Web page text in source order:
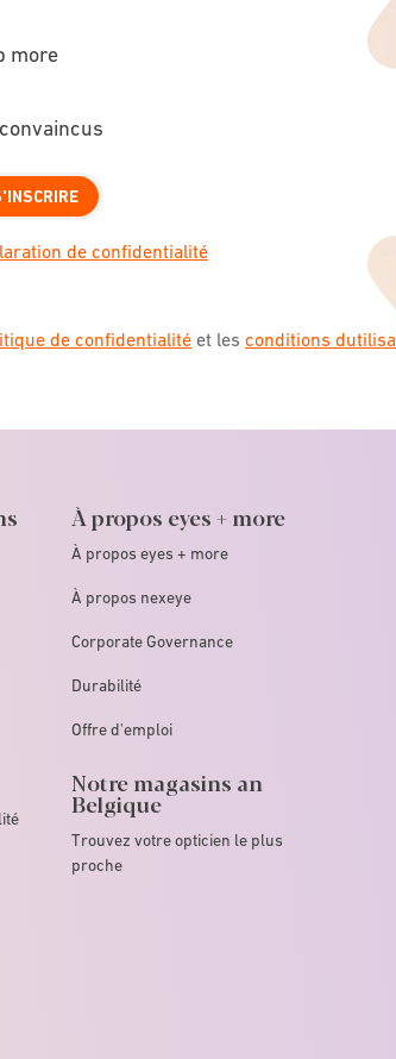
more
de confidentialité
de confidentialité et les conditions
À propos eyes + more
À propos eyes + more
À propos nexeye
Corporate Governance
Durabilité
Offre d'emploi
Notre magasins an
Belgique
Trouvez votre opticien le plus
proche